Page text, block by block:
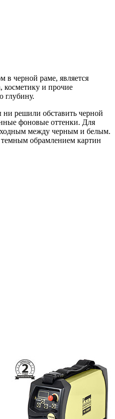
в черной раме, является
косметику и прочие
глубину.
решили обставить черной
фоновые оттенки. Для
между черным и белым.
обрамлением картин